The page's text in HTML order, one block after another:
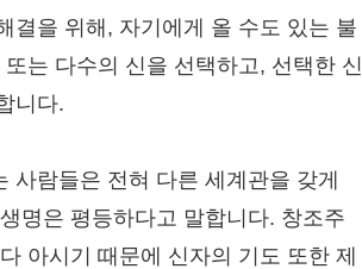
결을 위해, 자기에게 올 수도 있는 불
는 다수의 신을 선택하고, 선택한 신
니다.
사람들은 전혀 다른 세계관을 갖게
명은 평등하다고 말합니다. 창조주
아시기 때문에 신자의 기도 또한 제